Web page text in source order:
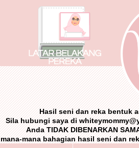
Hasil seni dan reka bentuk
Sila hubungi saya di
Anda TIDAK DIBENARKAN
mana-mana bahagian hasil seni dan